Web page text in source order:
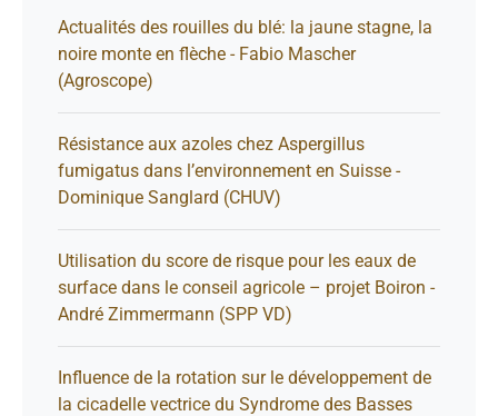
Actualités des rouilles du blé: la jaune stagne, la
noire monte en flèche - Fabio Mascher
(Agroscope)
Résistance aux azoles chez Aspergillus
fumigatus dans l’environnement en Suisse -
Dominique Sanglard (CHUV)
Utilisation du score de risque pour les eaux de
surface dans le conseil agricole – projet Boiron -
André Zimmermann (SPP VD)
Influence de la rotation sur le développement de
la cicadelle vectrice du Syndrome des Basses